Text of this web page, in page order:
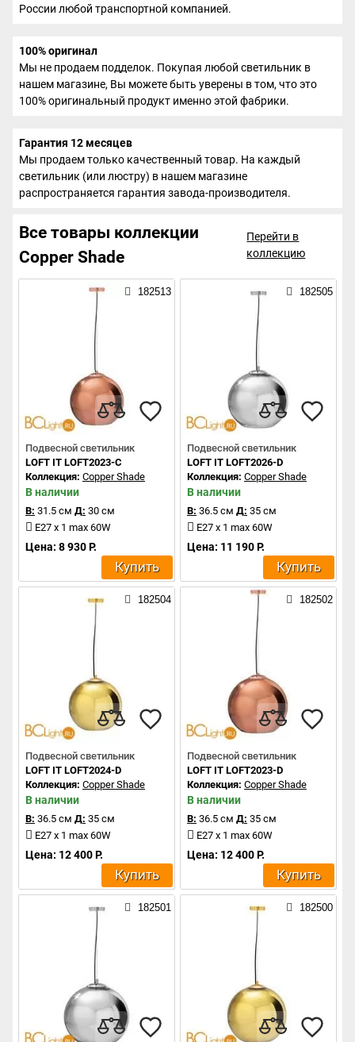
России любой транспортной компанией.
100% оригинал
Мы не продаем подделок. Покупая любой светильник в
нашем магазине, Вы можете быть уверены в том, что это
100% оригинальный продукт именно этой фабрики.
Гарантия 12 месяцев
Мы продаем только качественный товар. На каждый
светильник (или люстру) в нашем магазине
распространяется гарантия завода-производителя.
Все товары коллекции
Copper Shade
Перейти в
коллекцию
182513
Подвесной светильник
LOFT IT LOFT2023-C
Коллекция: Copper Shade
В наличии
В: 31.5 см Д: 30 см
E27 x 1 max 60W
Цена: 8 930 Р.
Купить
182505
Подвесной светильник
LOFT IT LOFT2026-D
Коллекция: Copper Shade
В наличии
В: 36.5 см Д: 35 см
E27 x 1 max 60W
Цена: 11 190 Р.
Купить
182504
Подвесной светильник
LOFT IT LOFT2024-D
Коллекция: Copper Shade
В наличии
В: 36.5 см Д: 35 см
E27 x 1 max 60W
Цена: 12 400 Р.
Купить
182502
Подвесной светильник
LOFT IT LOFT2023-D
Коллекция: Copper Shade
В наличии
В: 36.5 см Д: 35 см
E27 x 1 max 60W
Цена: 12 400 Р.
Купить
182501 182500